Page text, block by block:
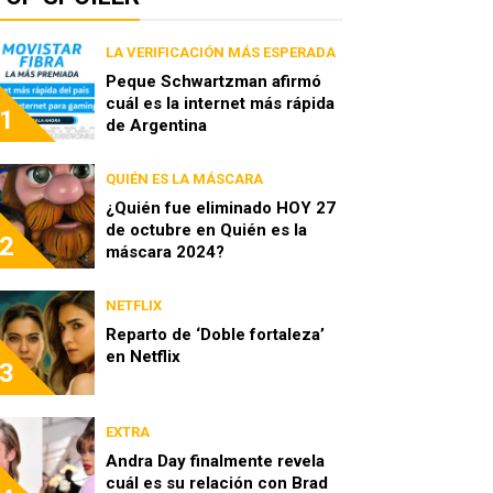
1
LA VERIFICACIÓN MÁS ESPERADA
Peque Schwartzman afirmó
cuál es la internet más rápida
de Argentina
2
QUIÉN ES LA MÁSCARA
¿Quién fue eliminado HOY 27
de octubre en Quién es la
máscara 2024?
3
NETFLIX
Reparto de ‘Doble fortaleza’
en Netflix
EXTRA
Andra Day finalmente revela
cuál es su relación con Brad